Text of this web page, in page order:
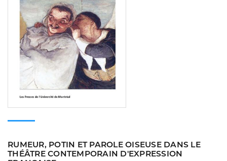
RUMEUR, POTIN ET PAROLE OISEUSE DANS LE
THÉÂTRE CONTEMPORAIN D'EXPRESSION